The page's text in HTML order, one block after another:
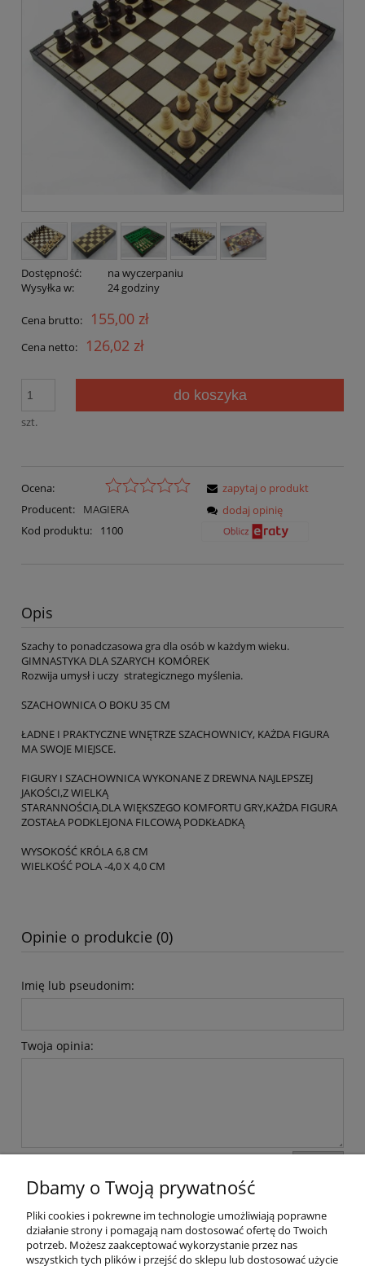
Dostępność:
na wyczerpaniu
Wysyłka w:
24 godziny
Cena brutto: 155,00 zł
Cena netto: 126,02 zł
szt.
do koszyka
Ocena:
Producent:
MAGIERA
Kod produktu:
1100
zapytaj o produkt
dodaj opinię
Opis
Szachy to ponadczasowa gra dla osób w każdym wieku.
GIMNASTYKA DLA SZARYCH KOMÓREK
Rozwija umysł i uczy strategicznego myślenia.
SZACHOWNICA O BOKU 35 CM
ŁADNE I PRAKTYCZNE WNĘTRZE SZACHOWNICY, KAŻDA FIGURA
MA SWOJE MIEJSCE.
FIGURY I SZACHOWNICA WYKONANE Z DREWNA NAJLEPSZEJ
JAKOŚCI,Z WIELKĄ
STARANNOŚCIĄ.DLA WIĘKSZEGO KOMFORTU GRY,KAŻDA FIGURA
ZOSTAŁA PODKLEJONA FILCOWĄ PODKŁADKĄ
WYSOKOŚĆ KRÓLA 6,8 CM
WIELKOŚĆ POLA -4,0 X 4,0 CM
Opinie o produkcie (0)
Imię lub pseudonim:
Twoja opinia:
Pomoc
Dbamy o Twoją prywatność
Pliki cookies i pokrewne im technologie umożliwiają poprawne
działanie strony i pomagają nam dostosować ofertę do Twoich
potrzeb. Możesz zaakceptować wykorzystanie przez nas
wszystkich tych plików i przejść do sklepu lub dostosować użycie